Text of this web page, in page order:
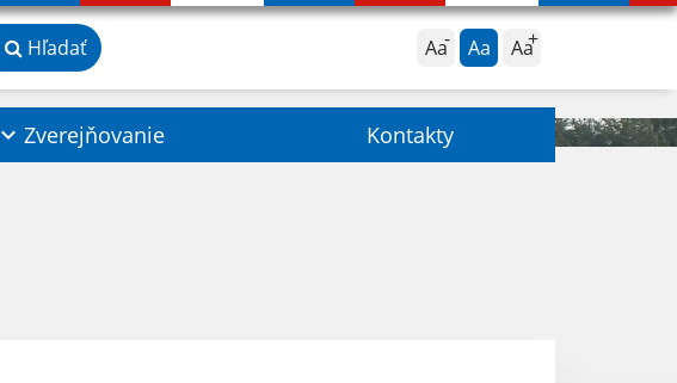
Aa Aa Aa
Hľadať
Zverejňovanie Kontakty